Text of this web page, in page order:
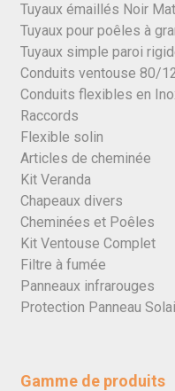
Tuyaux émaillés Noir Mat
Tuyaux pour poêles à
Tuyaux simple paroi
Conduits ventouse 80/
Conduits flexibles en
Raccords
Flexible solin
Articles de cheminée
Kit Veranda
Chapeaux divers
Cheminées et Poêles
Kit Ventouse Complet
Filtre à fumée
Panneaux infrarouges
Protection Panneau
Gamme de produits